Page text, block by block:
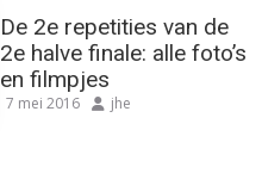
De 2e repetities van de
2e halve finale: alle foto’s
en filmpjes
7 mei 2016 jhe